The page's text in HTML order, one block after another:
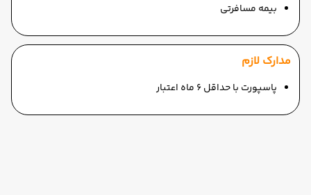
بیمه مسافرتی
مدارک لازم
پاسپورت با حداقل 6 ماه اعتبار